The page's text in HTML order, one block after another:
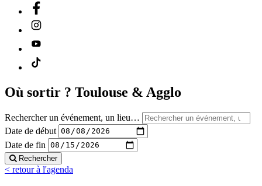
Où sortir ? Toulouse & Agglo
Rechercher un événement, un lieu…
Date de début
Date de fin
Rechercher
< retour à l'agenda